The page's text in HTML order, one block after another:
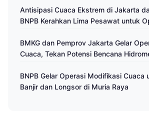
Antisipasi Cuaca Ekstrem di Jakarta
BNPB Kerahkan Lima Pesawat untuk
BMKG dan Pemprov Jakarta Gelar
Cuaca, Tekan Potensi Bencana
BNPB Gelar Operasi Modifikasi Cuaca
Banjir dan Longsor di Muria Raya